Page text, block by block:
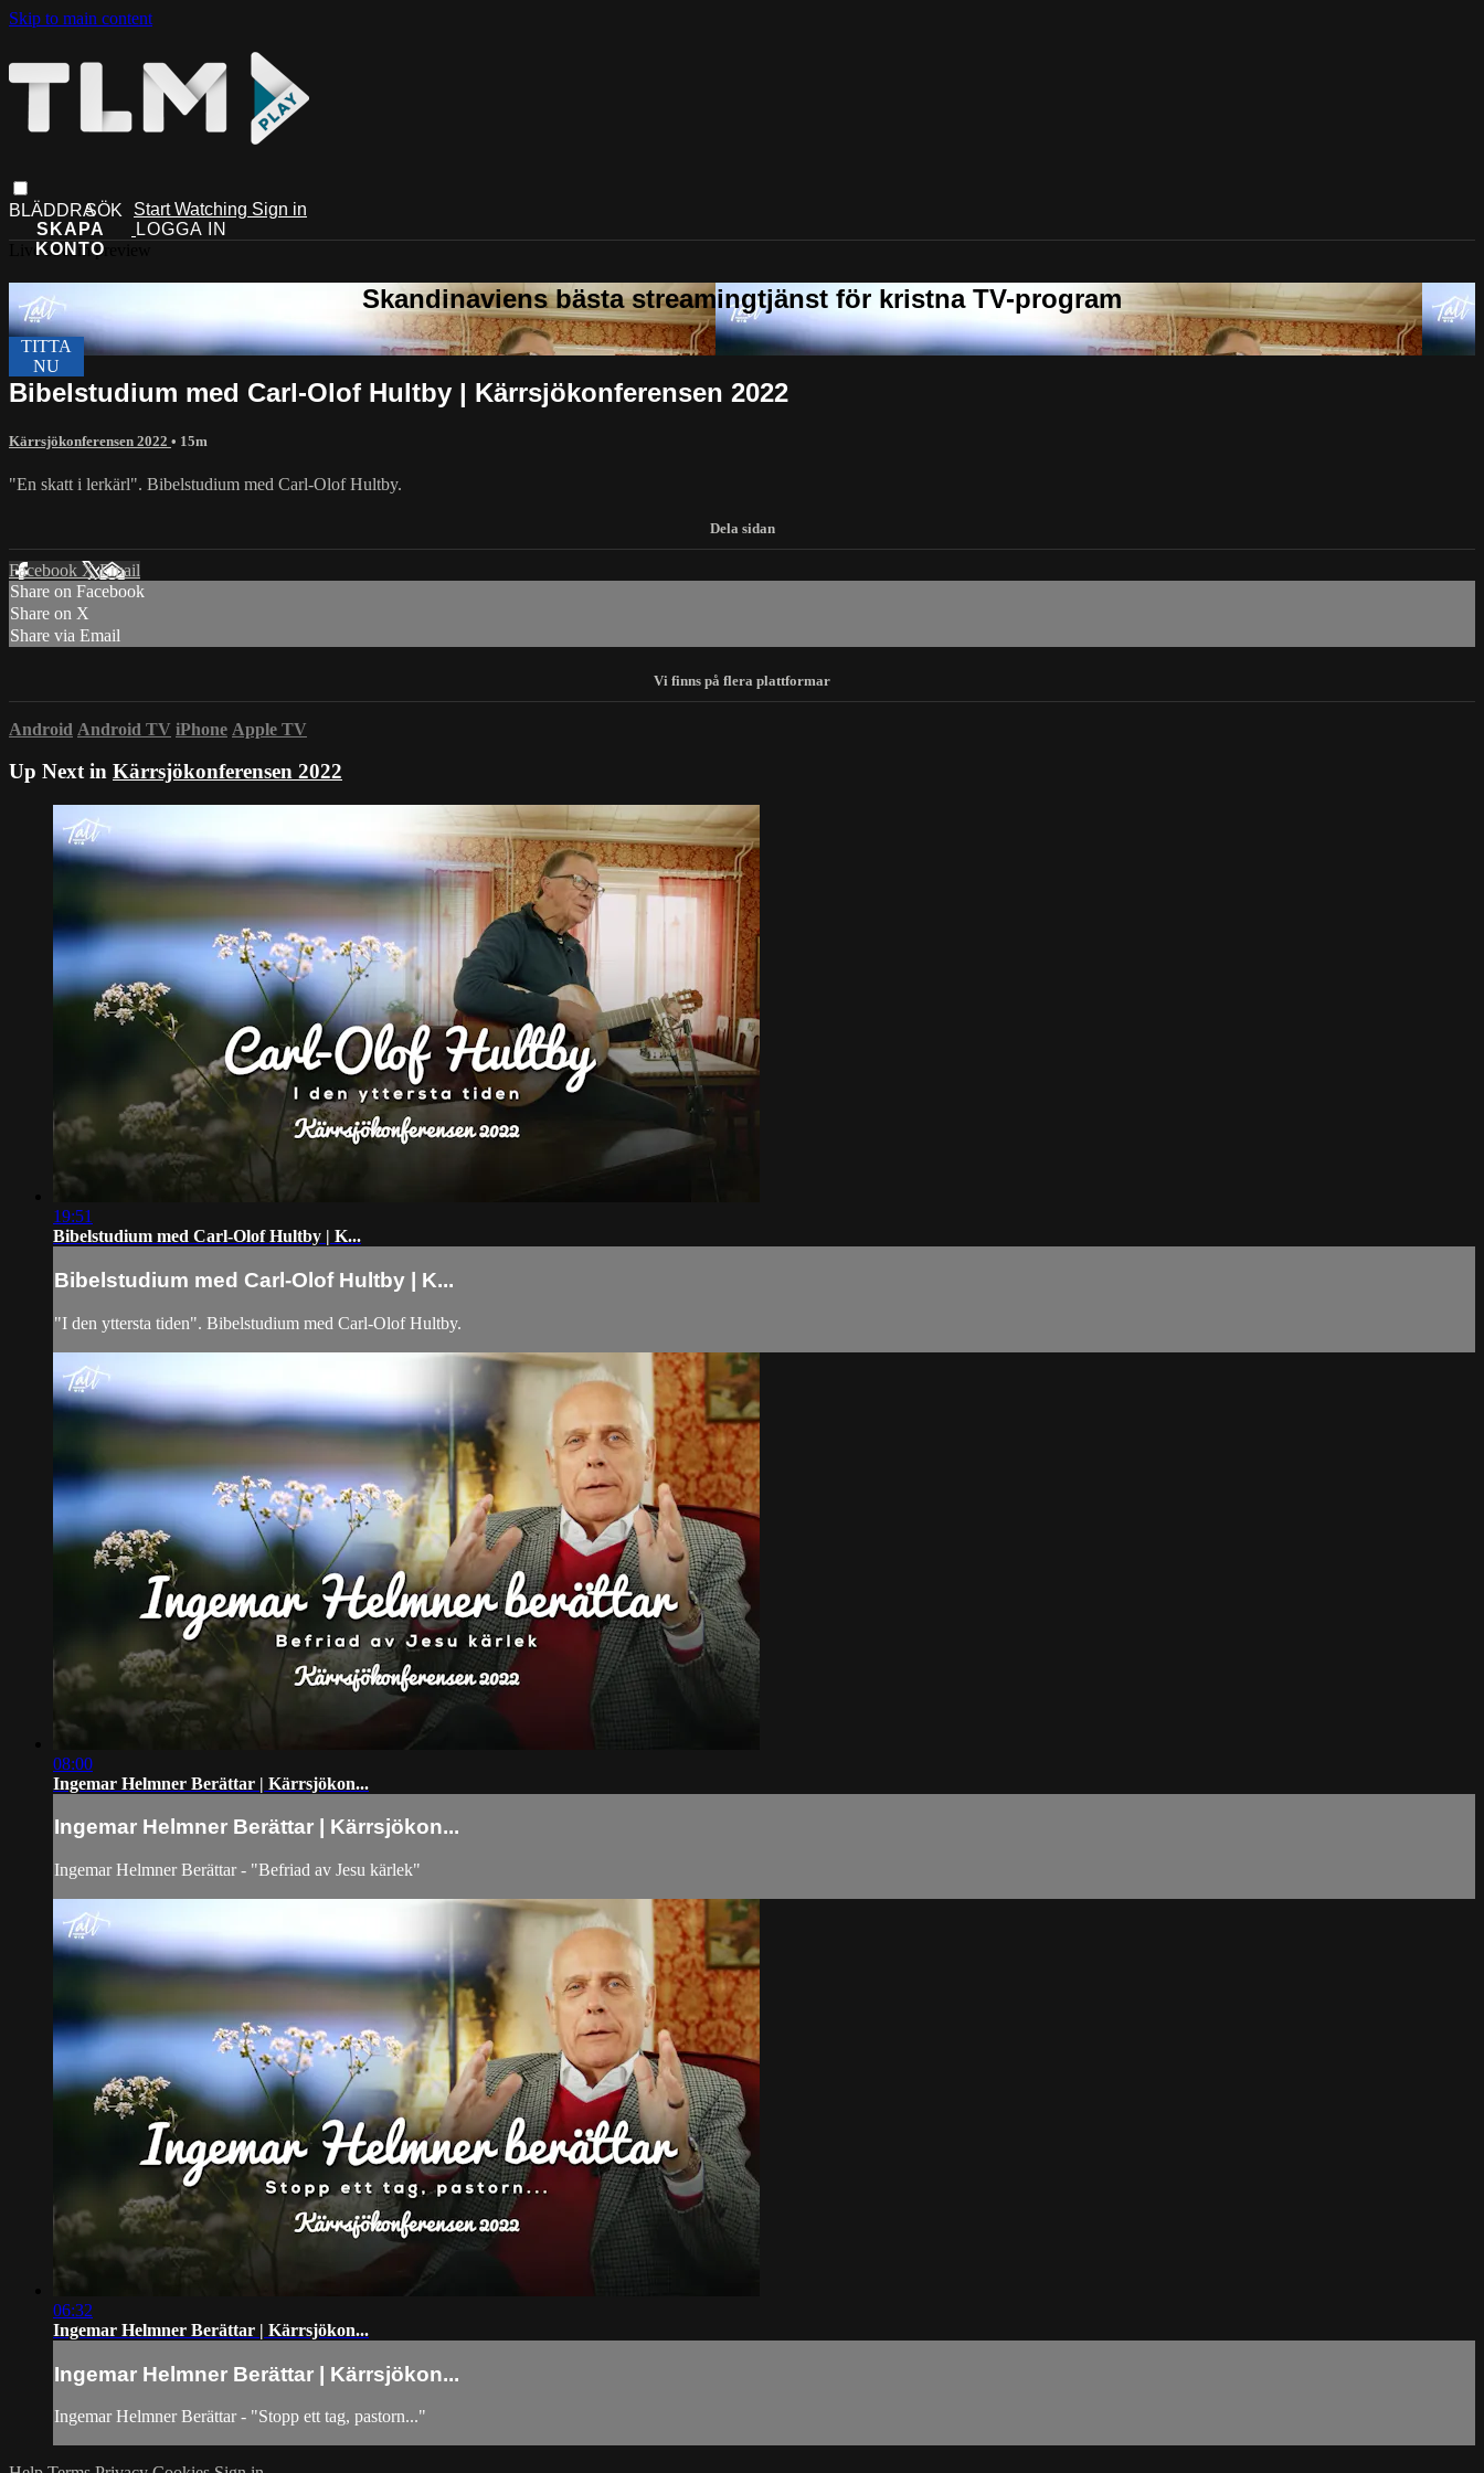
Skip to main content
Start Watching Sign in
Live stream preview
Bibelstudium med Carl-Olof Hultby | Kärrsjökonferensen 2022
Kärrsjökonferensen 2022 • 15m
"En skatt i lerkärl". Bibelstudium med Carl-Olof Hultby.
Facebook XEmail
Share on Facebook
Share on X
Share via Email
Android Android TV iPhone Apple TV
Up Next in Kärrsjökonferensen 2022
19:51
Bibelstudium med Carl-Olof Hultby | K...
Bibelstudium med Carl-Olof Hultby | K...
"I den yttersta tiden". Bibelstudium med Carl-Olof Hultby.
08:00
Ingemar Helmner Berättar | Kärrsjökon...
Ingemar Helmner Berättar | Kärrsjökon...
Ingemar Helmner Berättar - "Befriad av Jesu kärlek"
06:32
Ingemar Helmner Berättar | Kärrsjökon...
Ingemar Helmner Berättar | Kärrsjökon...
Ingemar Helmner Berättar - "Stopp ett tag, pastorn..."